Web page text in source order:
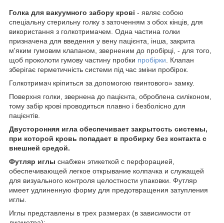
Голка для вакуумного забору крові - являє собою
спеціальну стерильну голку з заточенням з обох кінців, для
використання з голкотримачем. Одна частина голки
призначена для введення у вену пацієнта, інша, закрита
м'яким гумовим клапаном, зверненим до пробірці, - для того,
щоб проколоти гумову частину пробки пробірки . Клапан
зберігає герметичність системи під час зміни пробірок.
Голкотримач кріпиться за допомогою гвинтового» замку.
Поверхня голки, звернена до пацієнта, оброблена силіконом,
тому забір крові проводиться плавно і безболісно для
пацієнтів.
Двусторонняя игла обеспечивает закрытость системы,
при которой кровь попадает в пробирку без контакта с
внешней средой.
Футляр иглы снабжен этикеткой с перфорацией,
обеспечивающей легкое открывание колпачка и служащей
для визуального контроля целостности упаковки. Футляр
имеет удлиненную форму для предотвращения затупления
иглы.
Иглы представлены в трех размерах (в зависимости от